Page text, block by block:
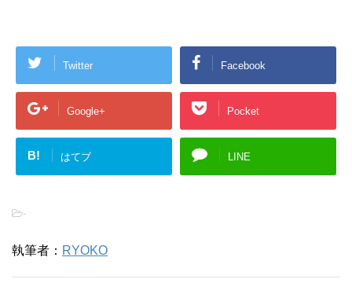
Twitter Facebook
Google+ Pocket
B! はてブ LINE
-
執筆者： RYOKO